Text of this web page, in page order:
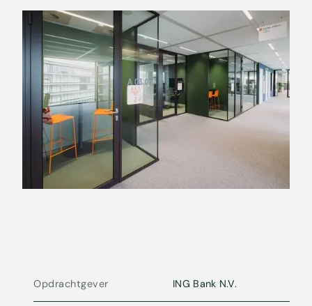
Opdrachtgever ING Bank N.V.